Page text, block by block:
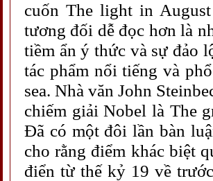
cuốn The light in
tương đối dễ đọc hơn là
tiềm ẩn ý thức và sự đảo
tác phẩm nổi tiếng và
sea. Nhà văn John
chiếm giải Nobel là The
Đã có một đôi lần bàn
cho rằng điểm khác biệt
điển từ thế kỷ 19 về